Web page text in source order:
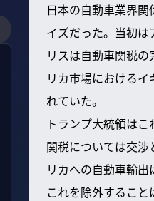
日本の自動車業界
イズだった。当初
リスは自動車関税
リカ市場における
れていた。
トランプ大統領は
関税については交
リカへの自動車輸出
これを除外するこ